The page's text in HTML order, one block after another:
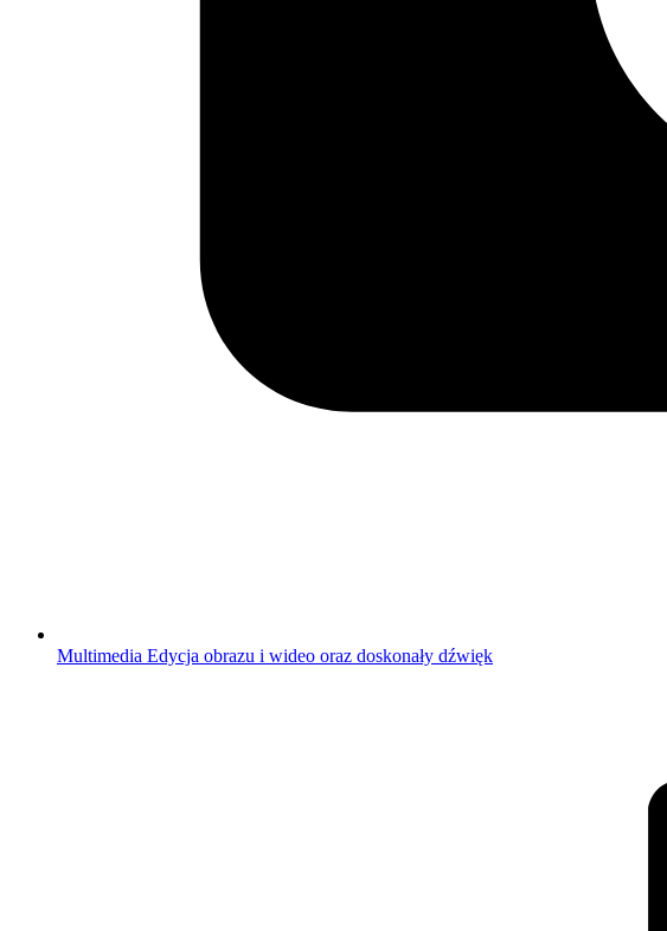
Multimedia Edycja obrazu i wideo oraz doskonały dźwięk